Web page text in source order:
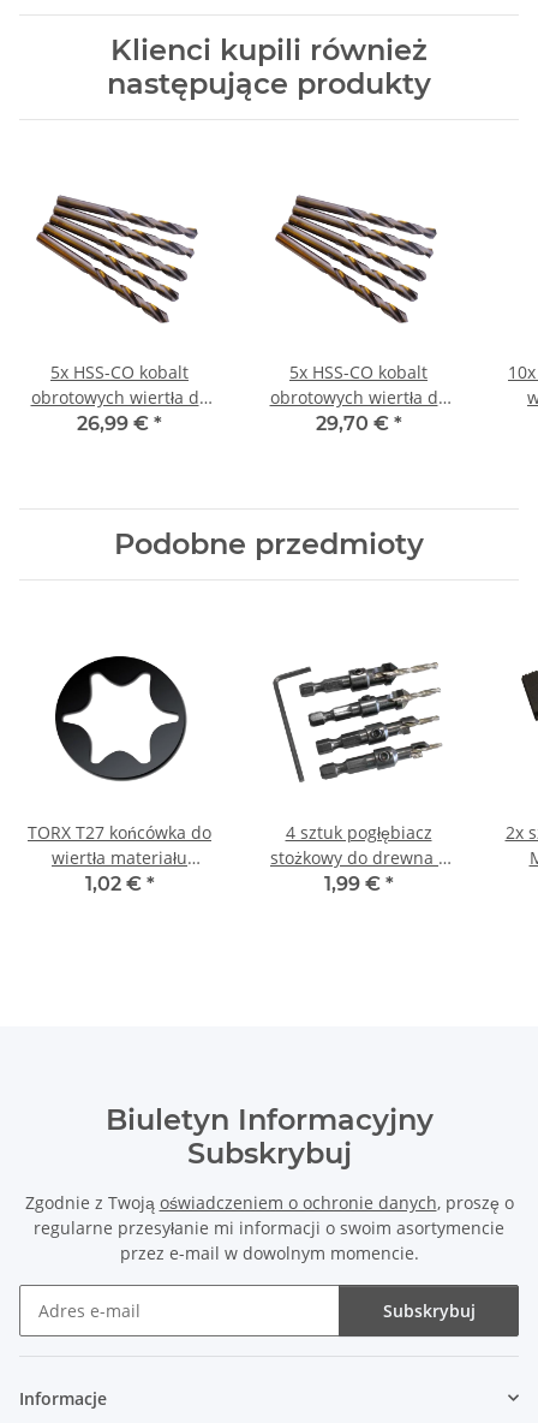
Klienci kupili również
następujące produkty
5x HSS-CO kobalt
obrotowych wiertła do
metalu DIN338N Ø 10,5
26,99 € *
5x HSS-CO kobalt
obrotowych wiertła do
metalu DIN338N Ø 12
29,70 € *
Podobne przedmioty
TORX T27 końcówka do
wiertła materiału
długości 25 mm
1,02 € *
4 sztuk pogłębiacz
stożkowy do drewna z
trzonkiem
1,99 € *
2x
Biuletyn Informacyjny
Subskrybuj
Zgodnie z Twoją oświadczeniem o ochronie danych, proszę o
regularne przesyłanie mi informacji o swoim asortymencie
przez e-mail w dowolnym momencie.
Subskrybuj
Informacje